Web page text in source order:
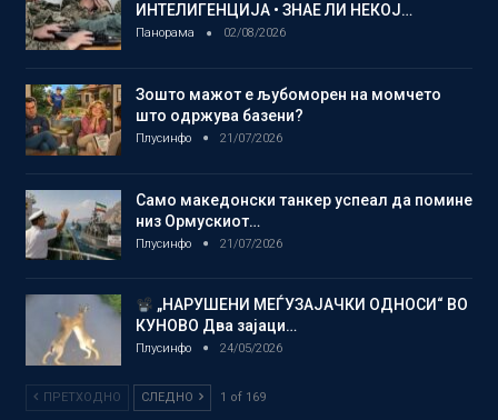
ИНТЕЛИГЕНЦИЈА • ЗНАЕ ЛИ НЕКОЈ…
Панорама 02/08/2026
Зошто мажот е љубоморен на момчето
што одржува базени?
Плусинфо 21/07/2026
Само македонски танкер успеал да помине
низ Ормускиот…
Плусинфо 21/07/2026
„НАРУШЕНИ МЕЃУЗАЈАЧКИ ОДНОСИ“ ВО
КУНОВО Два зајаци…
Плусинфо 24/05/2026
ПРЕТХОДНО СЛЕДНО 1 of 169